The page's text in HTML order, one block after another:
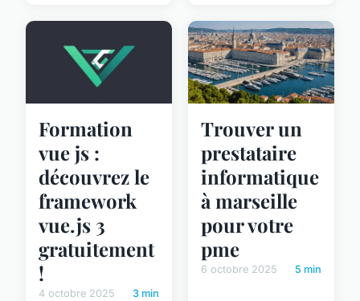
Formation
vue js :
découvrez le
framework
vue.js 3
gratuitement
!
4 octobre 2025 3 min
Trouver un
prestataire
informatique
à marseille
pour votre
pme
6 octobre 2025 5 min